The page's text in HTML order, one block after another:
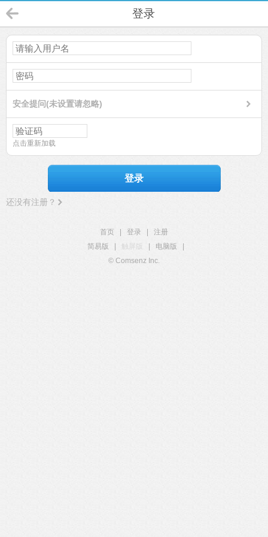
登录
安全提问(未设置请忽略)
点击重新加载
登录
还没有注册？
首页 登录
注册
简易版
触屏版 电脑版
© Comsenz Inc.